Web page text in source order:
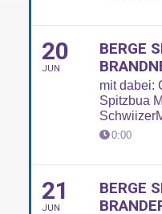
20
JUN
BERGE
mit dabei:
Spitzbua
0:00
21
JUN
BERGE